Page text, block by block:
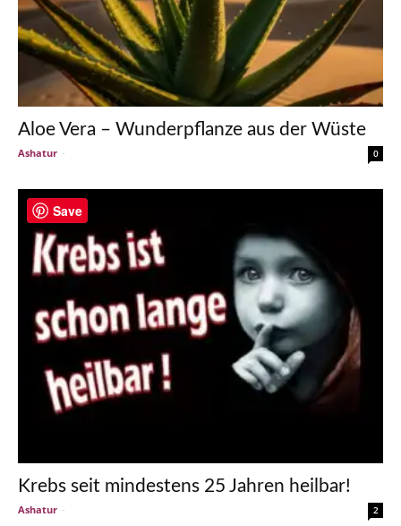
Aloe Vera – Wunderpflanze aus der Wüste
Ashatur - 0
Krebs seit mindestens 25 Jahren heilbar!
Ashatur - 2
Save